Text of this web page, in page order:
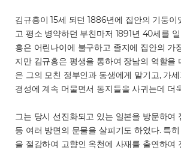
김규흥이 15세 되던 1886년에 집안의 기둥
고 평소 병약하던 부친마저 1891년 40세를
흥은 어린나이에 불구하고 졸지에 집안의 가
지만 김규흥은 평생을 통하여 장남의 역할을
은 그의 모친 정부인과 동생에게 맡기고, 가
경성에 계속 머물면서 동지들을 사귀는데 더
그는 당시 선진화되고 있는 일본을 방문하여
등 여러 방면의 문물을 살피기도 하였다. 특
을 절감하여 고향인 옥천에 사재를 출연하여